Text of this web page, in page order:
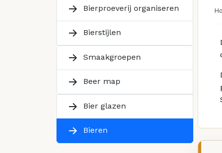
Bierproeverij organiseren
Bierstijlen
Smaakgroepen
Beer map
Bier glazen
Bieren